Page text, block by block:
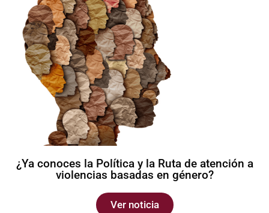
¿Ya conoces la Política y la Ruta de atención a
violencias basadas en género?
Ver noticia